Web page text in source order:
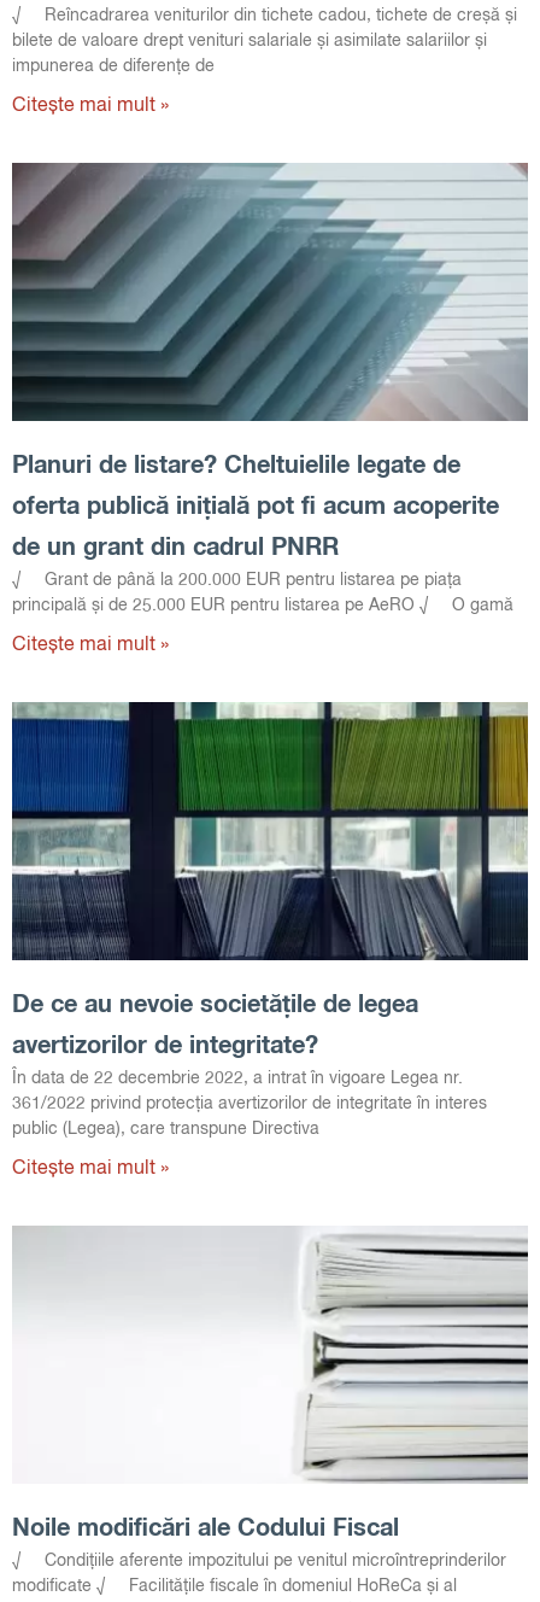
√ Reîncadrarea veniturilor din tichete cadou, tichete de creșă și
bilete de valoare drept venituri salariale și asimilate salariilor și
impunerea de diferențe de
Citește mai mult »
Planuri de listare? Cheltuielile legate de
oferta publică inițială pot fi acum acoperite
de un grant din cadrul PNRR
√ Grant de până la 200.000 EUR pentru listarea pe piața
principală și de 25.000 EUR pentru listarea pe AeRO √ O gamă
Citește mai mult »
De ce au nevoie societățile de legea
avertizorilor de integritate?
În data de 22 decembrie 2022, a intrat în vigoare Legea nr.
361/2022 privind protecția avertizorilor de integritate în interes
public (Legea), care transpune Directiva
Citește mai mult »
Noile modificări ale Codului Fiscal
√ Condițiile aferente impozitului pe venitul microîntreprinderilor
modificate √ Facilitățile fiscale în domeniul HoReCa și al